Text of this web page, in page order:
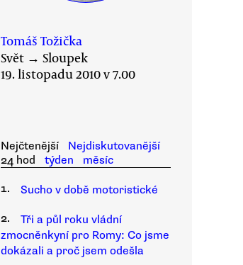
Tomáš Tožička
Svět → Sloupek
19. listopadu 2010 v 7.00
Nejčtenější
Nejdiskutovanější
24 hod
týden
měsíc
1.
Sucho v době motoristické
2.
Tři a půl roku vládní
zmocněnkyní pro Romy: Co jsme
dokázali a proč jsem odešla